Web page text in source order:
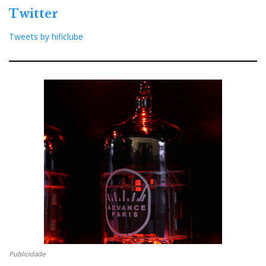
Twitter
Tweets by hificlube
Publicidade